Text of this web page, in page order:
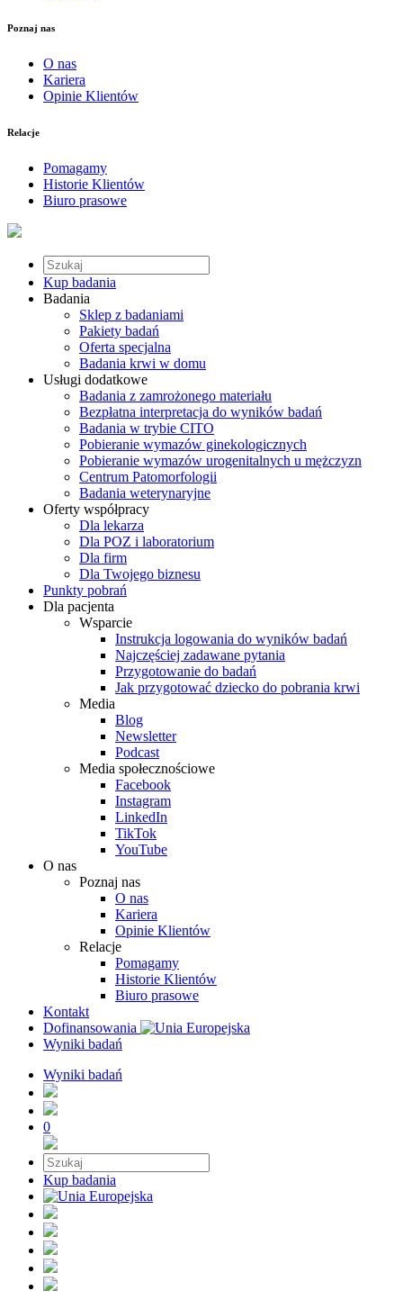
Poznaj nas
O nas
Kariera
Opinie Klientów
Relacje
Pomagamy
Historie Klientów
Biuro prasowe
Kup badania
Badania
Sklep z badaniami
Pakiety badań
Oferta specjalna
Badania krwi w domu
Usługi dodatkowe
Badania z zamrożonego materiału
Bezpłatna interpretacja do wyników badań
Badania w trybie CITO
Pobieranie wymazów ginekologicznych
Pobieranie wymazów urogenitalnych u mężczyzn
Centrum Patomorfologii
Badania weterynaryjne
Oferty współpracy
Dla lekarza
Dla POZ i laboratorium
Dla firm
Dla Twojego biznesu
Punkty pobrań
Dla pacjenta
Wsparcie
Instrukcja logowania do wyników badań
Najczęściej zadawane pytania
Przygotowanie do badań
Jak przygotować dziecko do pobrania krwi
Media
Blog
Newsletter
Podcast
Media społecznościowe
Facebook
Instagram
LinkedIn
TikTok
YouTube
O nas
Poznaj nas
O nas
Kariera
Opinie Klientów
Relacje
Pomagamy
Historie Klientów
Biuro prasowe
Kontakt
Dofinansowania
Wyniki badań
Wyniki badań
0
Kup badania